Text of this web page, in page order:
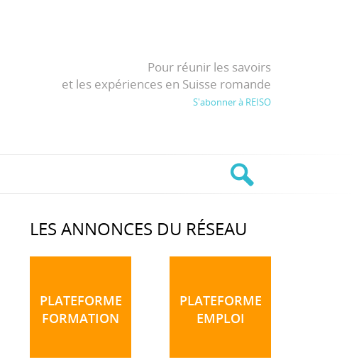
Pour réunir les savoirs
et les expériences en Suisse romande
S'abonner à REISO
LES ANNONCES DU RÉSEAU
PLATEFORME
FORMATION
PLATEFORME
EMPLOI